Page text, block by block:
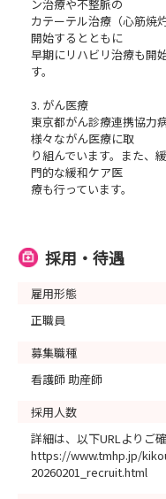
ン治療や不整脈の
カテーテル治療（心筋焼
開始するとともに
早期にリハビリ治療も開
す。
3. がん医療
東京都がん診療連携協力
様々ながん医療に取
り組んでいます。また、
門的な緩和ケア医
療も行っています。
採用・待遇
雇用形態
正職員
募集職種
看護師 助産師
採用人数
詳細は、以下URLよりご
https://www.tmhp.jp/
20260201_recruit.html